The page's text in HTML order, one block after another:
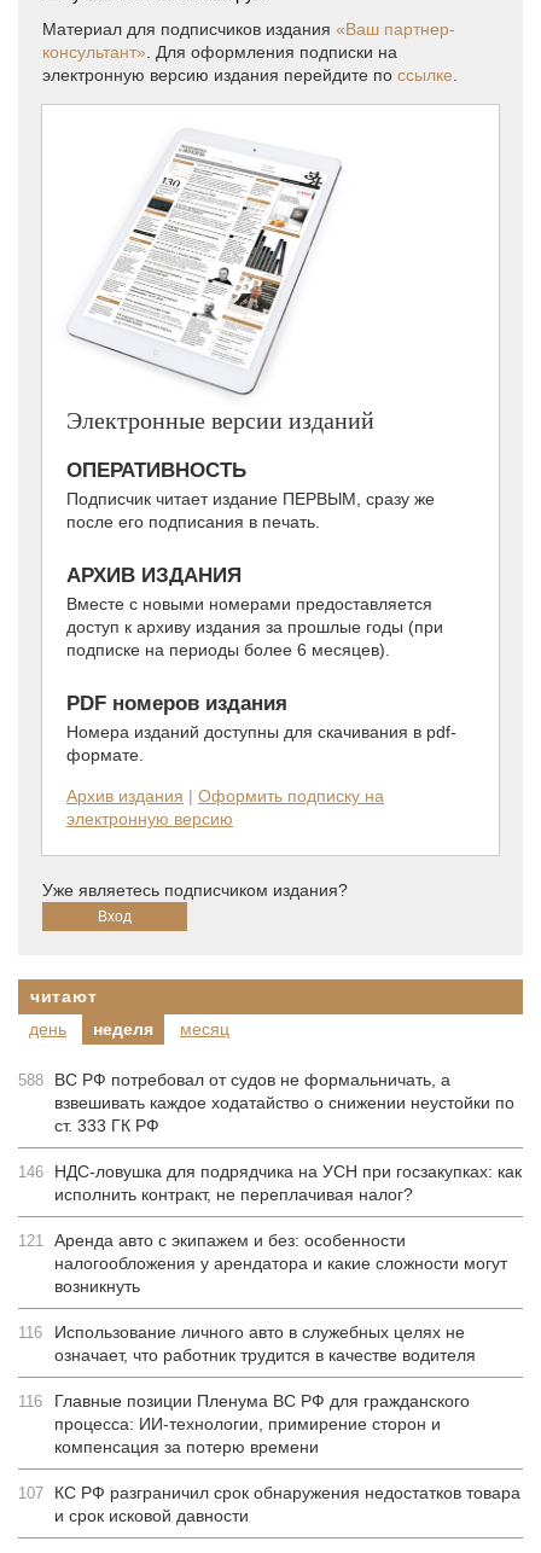
Материал для подписчиков издания «Ваш партнер-
консультант» . Для оформления подписки на
электронную версию издания перейдите по ссылке
Электронные версии изданий
ОПЕРАТИВНОСТЬ
Подписчик читает издание ПЕРВЫМ, сразу же
после его подписания в печать.
АРХИВ ИЗДАНИЯ
Вместе с новыми номерами предоставляется
доступ к архиву издания за прошлые годы (при
подписке на периоды более 6 месяцев).
PDF номеров издания
Номера изданий доступны для скачивания в pdf-
формате.
Архив издания | Оформить подписку на
электронную версию
Уже являетесь подписчиком издания?
читают
день
неделя месяц
588
ВС РФ потребовал от судов не формальничать, а
взвешивать каждое ходатайство о снижении неустойки по
ст. 333 ГК РФ
146
НДС-ловушка для подрядчика на УСН при госзакупках: как
исполнить контракт, не переплачивая налог?
121
Аренда авто с экипажем и без: особенности
налогообложения у арендатора и какие сложности могут
возникнуть
116
Использование личного авто в служебных целях не
означает, что работник трудится в качестве водителя
116
Главные позиции Пленума ВС РФ для гражданского
процесса: ИИ-технологии, примирение сторон и
компенсация за потерю времени
107
КС РФ разграничил срок обнаружения недостатков товара
и срок исковой давности